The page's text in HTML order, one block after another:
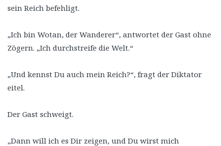
sein Reich befehligt.
„Ich bin Wotan, der Wanderer“, antwortet der Gast ohne
Zögern. „Ich durchstreife die Welt.“
„Und kennst Du auch mein Reich?“, fragt der Diktator
eitel.
Der Gast schweigt.
„Dann will ich es Dir zeigen, und Du wirst mich